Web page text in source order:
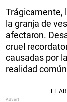
Trágicamente,
la granja de
afectaron.
cruel
causadas por
realidad